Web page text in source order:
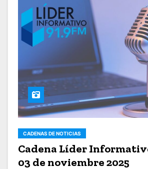
CADENAS DE NOTICIAS
Cadena Líder
03 de noviembre 2025